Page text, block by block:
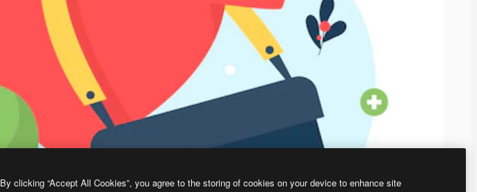
By clicking “Accept All Cookies”, you agree to the storing of cookies on your device to enhance site